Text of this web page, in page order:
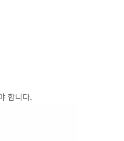
합니다.